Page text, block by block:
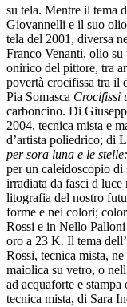
su tela. Mentre il tema
Giovannelli e il suo
tela del 2001, diversa
Franco Venanti, olio
onirico del pittore, tra
povertà crocifissa tra il
Pia Somasca Crocifissi
carboncino. Di
2004, tecnica mista e
d’artista poliedrico; di
per sora luna e le
per un caleidoscopio
irradiata da fasci d
litografia del nostro
forme e nei colori;
Rossi e in Nello Palloni
oro a 23 K. Il tema
Rossi, tecnica mista, ne
maiolica su vetro, o
ad acquaforte e stampa
tecnica mista, di Sara